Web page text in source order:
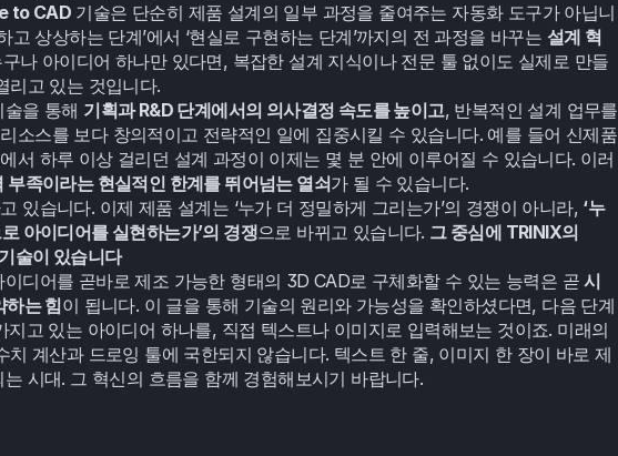
to CAD 기술은 단순히 제품 설계의 일부 과정을 줄여주는 자동화 도구가 아닙니
고 상상하는 단계’에서 ‘현실로 구현하는 단계’까지의 전 과정을 바꾸는 설계 혁
나 아이디어 하나만 있다면, 복잡한 설계 지식이나 전문 툴 없이도 실제로 만들
리고 있는 것입니다.
을 통해 기획과 R&D 단계에서의 의사결정 속도를 높이고, 반복적인 설계 업무를
소스를 보다 창의적이고 전략적인 일에 집중시킬 수 있습니다. 예를 들어 신제품
서 하루 이상 걸리던 설계 과정이 이제는 몇 분 안에 이루어질 수 있습니다. 이러
부족이라는 현실적인 한계를 뛰어넘는 열쇠가 될 수 있습니다.
있습니다. 이제 제품 설계는 ‘누가 더 정밀하게 그리는가’의 경쟁이 아니라, ‘누
아이디어를 실현하는가’의 경쟁으로 바뀌고 있습니다. 그 중심에 TRINIX의
술이 있습니다
디어를 곧바로 제조 가능한 형태의 3D CAD로 구체화할 수 있는 능력은 곧 시
하는 힘이 됩니다. 이 글을 통해 기술의 원리와 가능성을 확인하셨다면, 다음 단계
지고 있는 아이디어 하나를, 직접 텍스트나 이미지로 입력해보는 것이죠. 미래의
치 계산과 드로잉 툴에 국한되지 않습니다. 텍스트 한 줄, 이미지 한 장이 바로 제
시대. 그 혁신의 흐름을 함께 경험해보시기 바랍니다.